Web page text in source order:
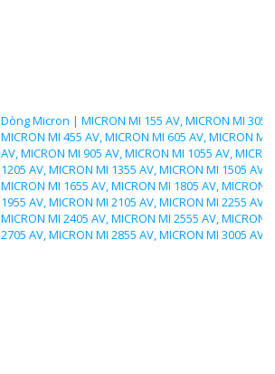
Dòng Micron | MICRON MI 155 AV, MICRON MI 305
MICRON MI 455 AV, MICRON MI 605 AV, MICRON MI
AV, MICRON MI 905 AV, MICRON MI 1055 AV,
1205 AV, MICRON MI 1355 AV, MICRON MI 1505 AV,
MICRON MI 1655 AV, MICRON MI 1805 AV, MICRON
1955 AV, MICRON MI 2105 AV, MICRON MI 2255 AV,
MICRON MI 2405 AV, MICRON MI 2555 AV, MICRON
2705 AV, MICRON MI 2855 AV, MICRON MI 3005 AV